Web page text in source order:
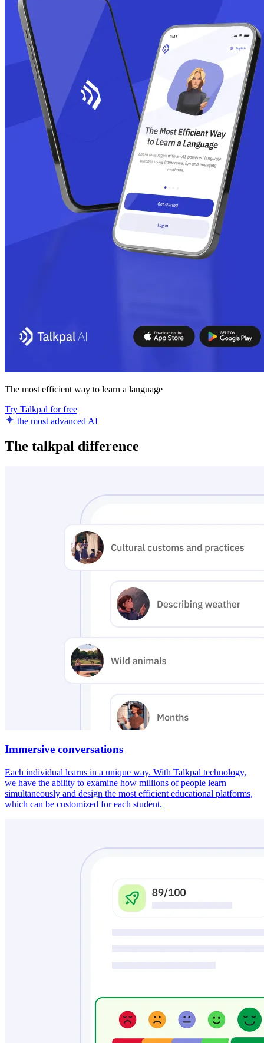
The most efficient way to learn a language
Try Talkpal for free
the most advanced AI
The talkpal difference
Immersive conversations
Each individual learns in a unique way. With Talkpal technology,
we have the ability to examine how millions of people learn
simultaneously and design the most efficient educational platforms,
which can be customized for each student.